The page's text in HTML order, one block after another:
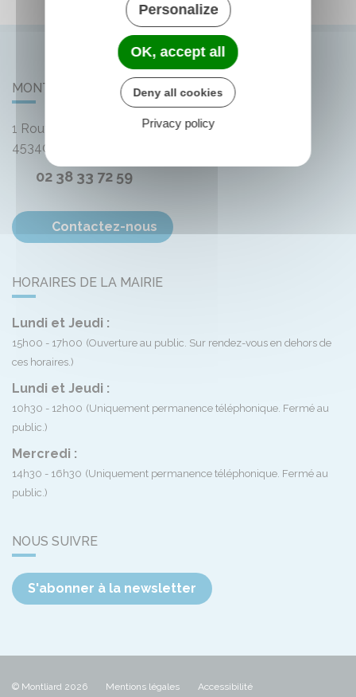
MONTLIARD
1 Route de Bellegarde
45340
02 38 33 72 59
Contactez-nous
HORAIRES DE LA MAIRIE
Lundi et Jeudi :
15h00 - 17h00 (Ouverture au public. Sur rendez-vous en dehors de
ces horaires.)
Lundi et Jeudi :
10h30 - 12h00 (Uniquement permanence téléphonique. Fermé au
public.)
Mercredi :
14h30 - 16h30 (Uniquement permanence téléphonique. Fermé au
public.)
NOUS SUIVRE
S'abonner à la newsletter
© Montliard 2026 Mentions légales Accessibilité
Personalize
OK, accept all
Deny all cookies
Privacy policy